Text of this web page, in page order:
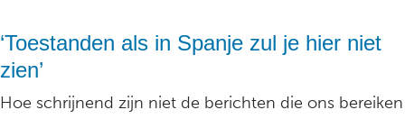
‘Toestanden als in Spanje zul je hier niet
zien’
Hoe schrijnend zijn niet de berichten die ons bereiken